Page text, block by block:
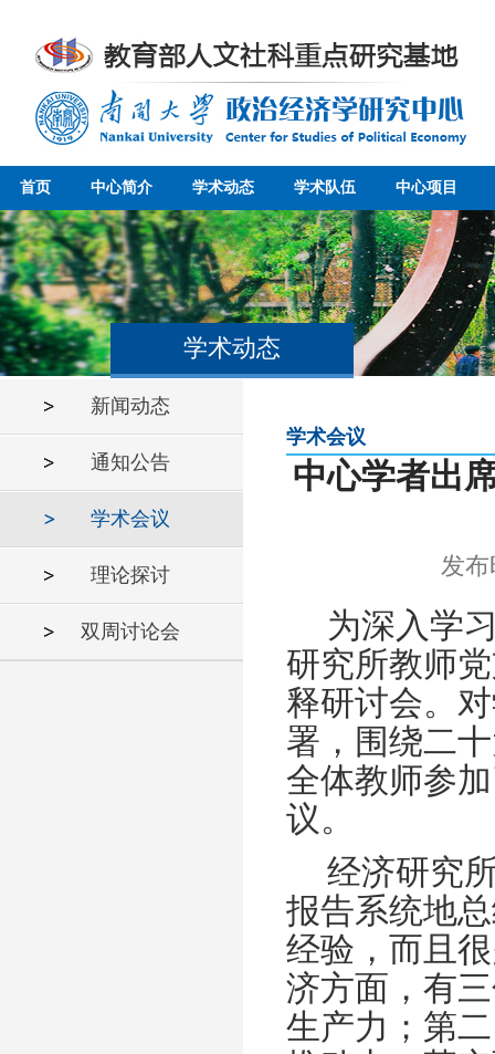
首页 中心简介 学术动态 学术队伍 中心项目
学术动态
新闻动态
通知公告
学术会议
理论探讨
双周讨论会
学术会议
中心学者出
发布
为深入学
研究所教师
释研讨会。
署，围绕二
全体教师参
议。
经济研究
报告系统地
经验，而且
济方面，有
生产力；第